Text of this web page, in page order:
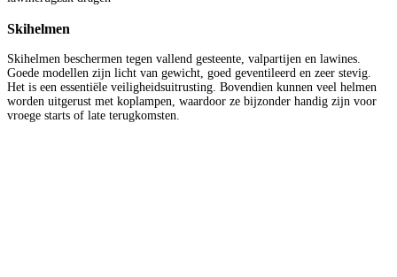
Skihelmen
Skihelmen beschermen tegen vallend gesteente, valpartijen en lawines.
Goede modellen zijn licht van gewicht, goed geventileerd en zeer stevig.
Het is een essentiële veiligheidsuitrusting. Bovendien kunnen veel helmen
worden uitgerust met koplampen, waardoor ze bijzonder handig zijn voor
vroege starts of late terugkomsten.